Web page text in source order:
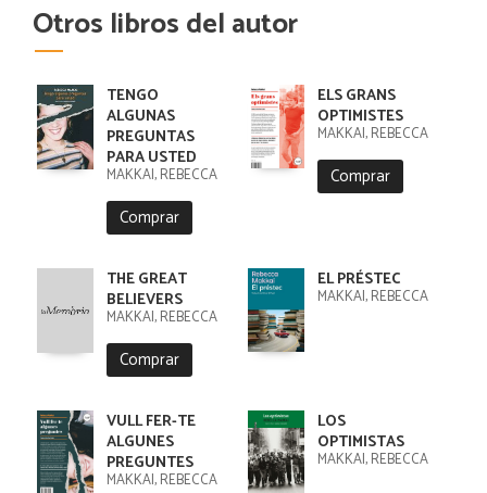
Otros libros del autor
TENGO
ALGUNAS
PREGUNTAS
PARA USTED
MAKKAI, REBECCA
Comprar
ELS GRANS
OPTIMISTES
MAKKAI, REBECCA
Comprar
THE GREAT
BELIEVERS
MAKKAI, REBECCA
Comprar
EL PRÉSTEC
MAKKAI, REBECCA
VULL FER-TE
ALGUNES
PREGUNTES
MAKKAI, REBECCA
LOS
OPTIMISTAS
MAKKAI, REBECCA